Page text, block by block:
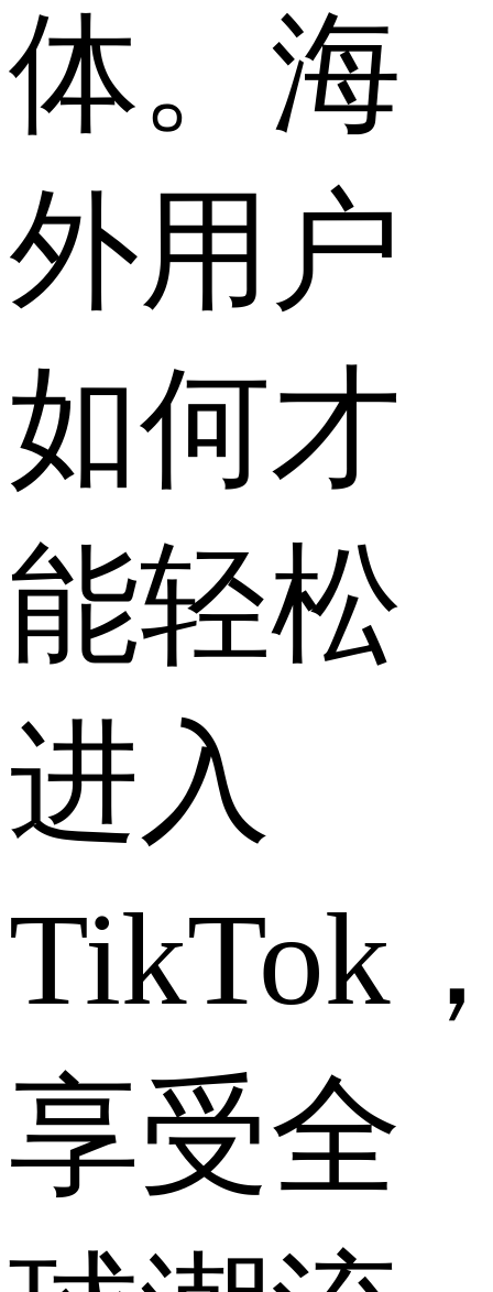
体。海
外用户
如何才
能轻松
进入
TikTok
享受全